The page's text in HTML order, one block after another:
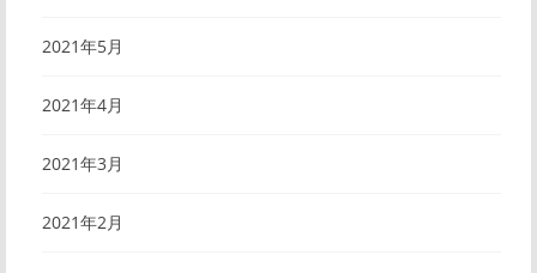
2021年5月
2021年4月
2021年3月
2021年2月